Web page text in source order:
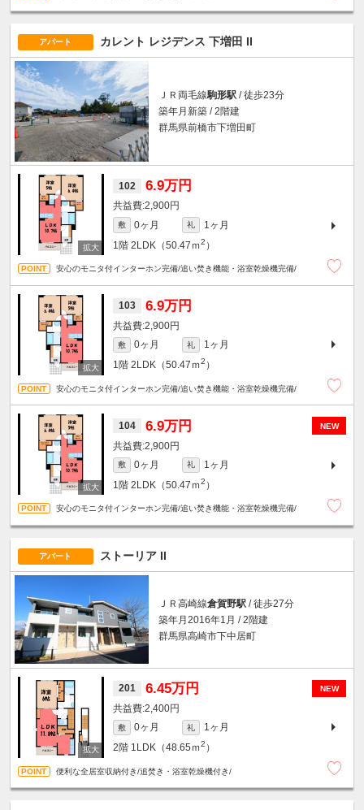
アパート カレント レジデンス 下増田 II
ＪＲ両毛線駒形駅 / 徒歩23分
築年月新築 / 2階建
群馬県前橋市下増田町
102 6.9万円
2,900円
敷 0ヶ月 礼
1ヶ月
1階 2LDK（50.47ｍ2 ）
安心のモニタ付インターホン完備/追い焚き機能・浴室乾燥機完備/
103 6.9万円
2,900円
敷 0ヶ月 礼
1ヶ月
1階 2LDK（50.47ｍ2 ）
安心のモニタ付インターホン完備/追い焚き機能・浴室乾燥機完備/
NEW
104 6.9万円
2,900円
敷 0ヶ月 礼
1ヶ月
1階 2LDK（50.47ｍ2 ）
安心のモニタ付インターホン完備/追い焚き機能・浴室乾燥機完備/
アパート ストーリア II
ＪＲ高崎線倉賀野駅 / 徒歩27分
築年月2016年1月 / 2階建
群馬県高崎市下中居町
NEW
201 6.45万円
2,400円
敷 0ヶ月 礼
1ヶ月
2階 1LDK（48.65ｍ2 ）
便利な全居室収納付き/追焚き・浴室乾燥機付き/